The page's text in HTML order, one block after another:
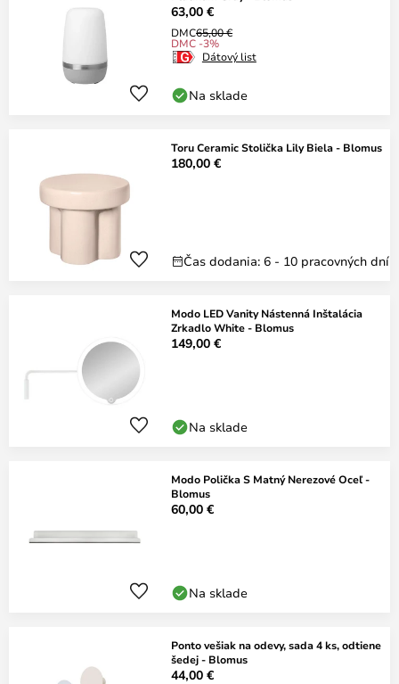
63,00 €
DMC65,00 €
DMC -3%
Dátový list
Na sklade
Toru Ceramic Stolička Lily Biela - Blomus
180,00 €
Čas dodania: 6 - 10 pracovných dní
Modo LED Vanity Nástenná Inštalácia
Zrkadlo White - Blomus
149,00 €
Na sklade
Modo Polička S Matný Nerezové Oceľ -
Blomus
60,00 €
Na sklade
Ponto vešiak na odevy, sada 4 ks, odtiene
šedej - Blomus
44,00 €